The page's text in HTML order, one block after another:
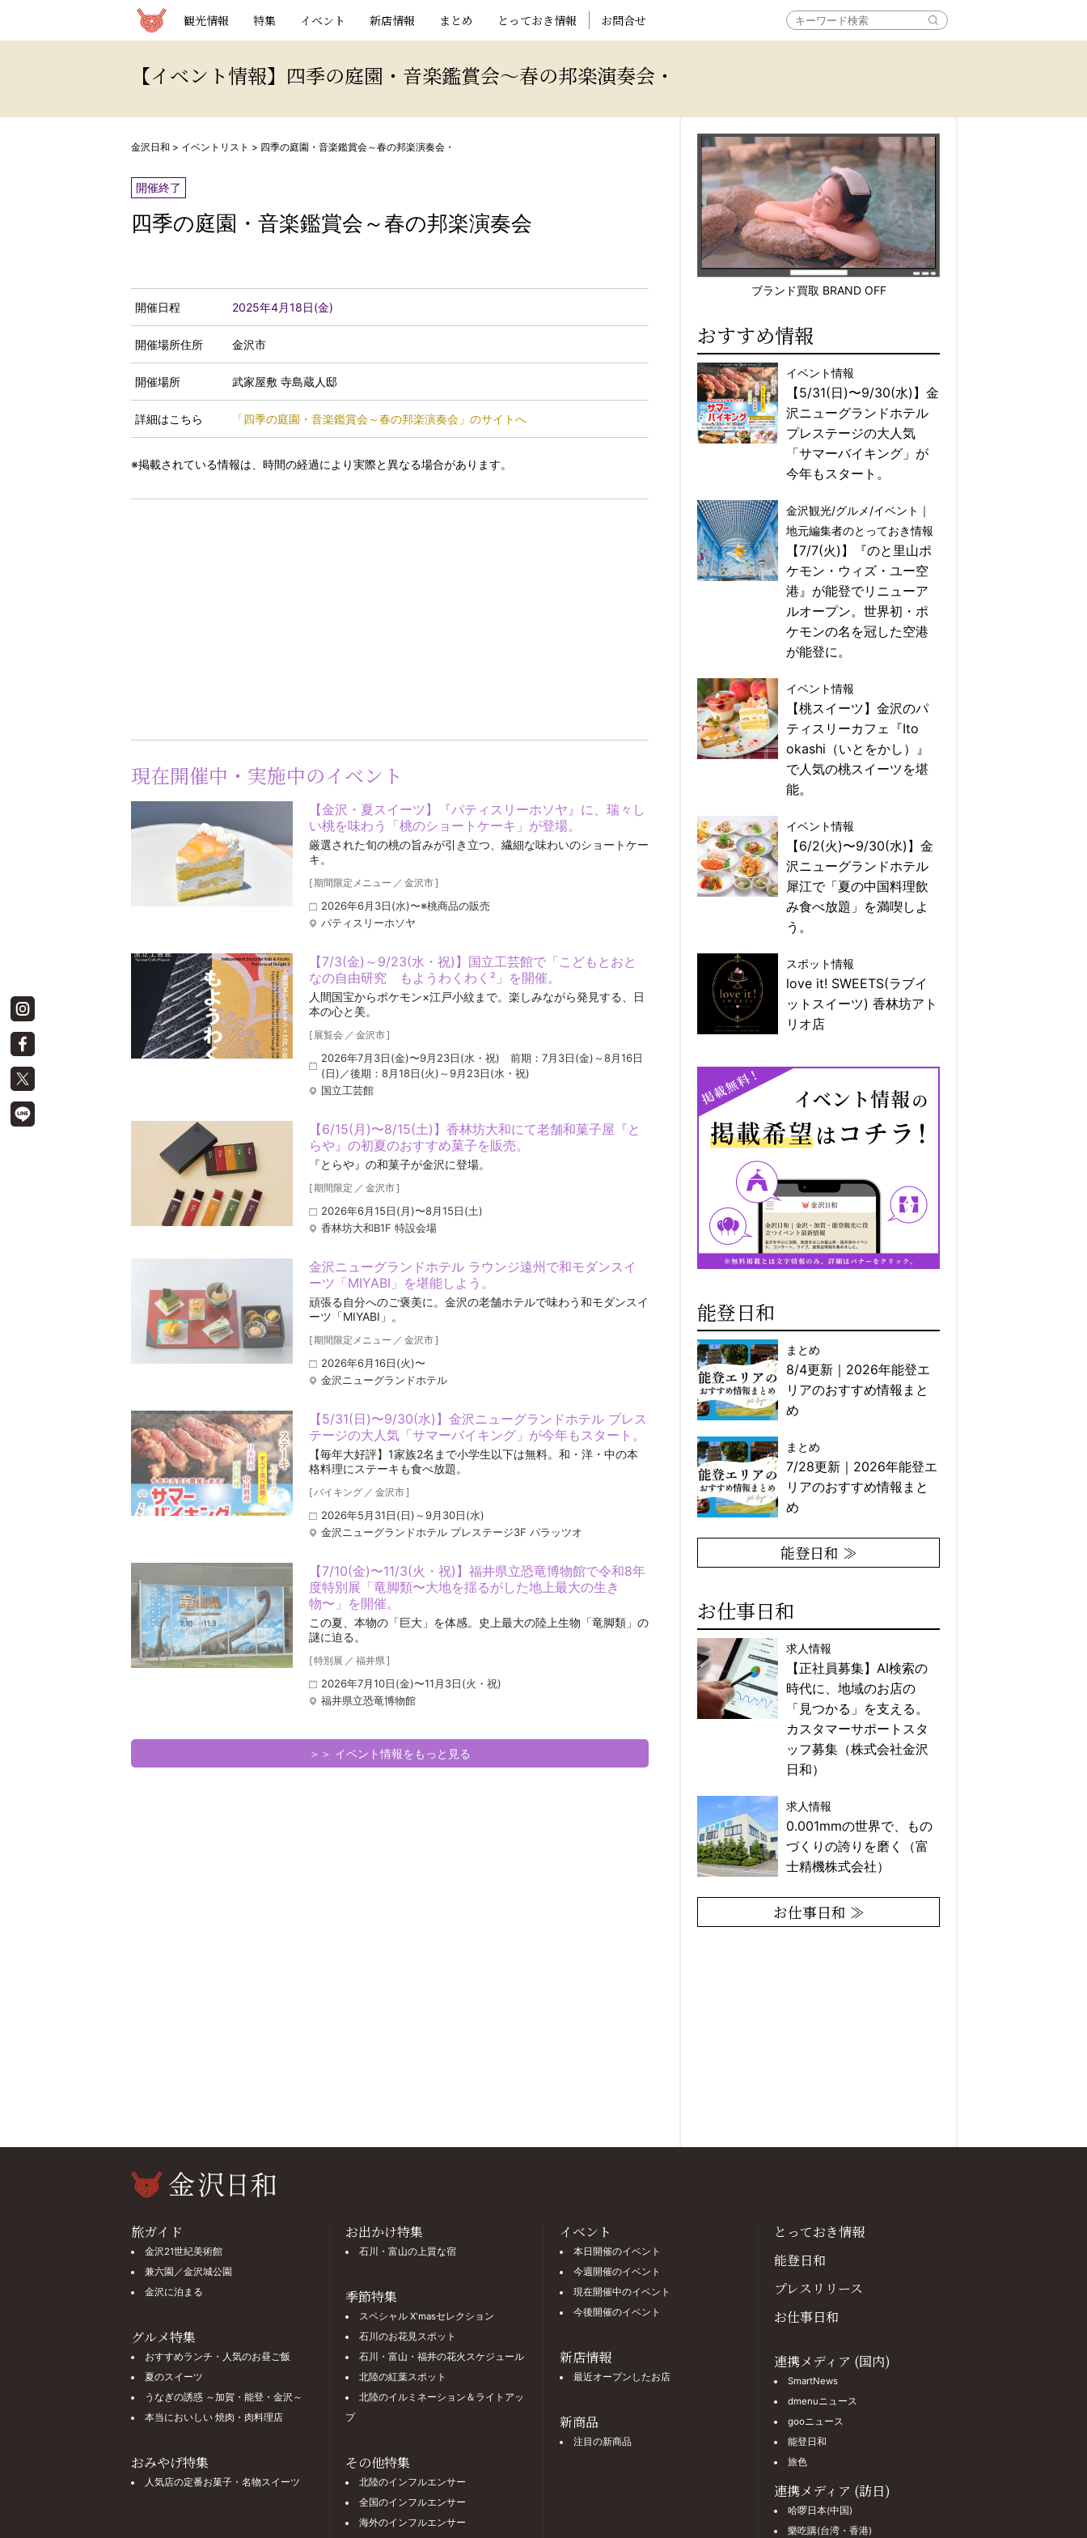
観光情報 特集 イベント 新店情報 まとめ とっておき情報 お問合せ
【イベント情報】四季の庭園・音楽鑑賞会～春の邦楽演奏会・
金沢日和 > イベントリスト > 四季の庭園・音楽鑑賞会～春の邦楽演奏会・
開催終了
四季の庭園・音楽鑑賞会～春の邦楽演奏会
開催日程 2025年4月18日(金)
開催場所住所 金沢市
開催場所 武家屋敷 寺島蔵人邸
詳細はこちら 「四季の庭園・音楽鑑賞会～春の邦楽演奏会」のサイトへ
※掲載されている情報は、時間の経過により実際と異なる場合があります。
現在開催中・実施中のイベント
【金沢・夏スイーツ】『パティスリーホソヤ』に、瑞々し
い桃を味わう「桃のショートケーキ」が登場。
厳選された旬の桃の旨みが引き立つ、繊細な味わいのショートケー
キ。
[期間限定メニュー ／ 金沢市]
2026年6月3日(水)〜※桃商品の販売
パティスリーホソヤ
【7/3(金)～9/23(水・祝)】国立工芸館で「こどもとおと
なの自由研究 もようわくわく²」を開催。
人間国宝からポケモン×江戸小紋まで。楽しみながら発見する、日
本の心と美。
[ 展覧会 ／ 金沢市]
2026年7月3日(金)〜9月23日(水・祝) 前期：7月3日(金)～8月16日
(日)／後期：8月18日(火)～9月23日(水・祝)
国立工芸館
【6/15(月)〜8/15(土)】香林坊大和にて老舗和菓子屋『と
らや』の初夏のおすすめ菓子を販売。
『とらや』の和菓子が金沢に登場。
[期間限定 ／ 金沢市]
2026年6月15日(月)〜8月15日(土)
香林坊大和B1F 特設会場
金沢ニューグランドホテル ラウンジ遠州で和モダンスイ
ーツ「MIYABI」を堪能しよう。
頑張る自分へのご褒美に。金沢の老舗ホテルで味わう和モダンスイ
ーツ「MIYABI」。
[期間限定メニュー ／ 金沢市]
2026年6月16日(火)〜
金沢ニューグランドホテル
【5/31(日)〜9/30(水)】金沢ニューグランドホテル プレス
テージの大人気「サマーバイキング」が今年もスタート。
【毎年大好評】1家族2名まで小学生以下は無料。和・洋・中の本
格料理にステーキも食べ放題。
[バイキング ／ 金沢市]
2026年5月31日(日)～9月30日(水)
金沢ニューグランドホテル プレステージ3F パラッツオ
【7/10(金)〜11/3(火・祝)】福井県立恐竜博物館で令和8年
度特別展「竜脚類〜大地を揺るがした地上最大の生き
物〜」を開催。
この夏、本物の「巨大」を体感。史上最大の陸上生物「竜脚類」の
謎に迫る。
[特別展 ／ 福井県]
2026年7月10日(金)〜11月3日(火・祝)
福井県立恐竜博物館
＞＞ イベント情報をもっと見る
ブランド買取 BRAND OFF
おすすめ情報
イベント情報
【5/31(日)〜9/30(水)】金
沢ニューグランドホテル
プレステージの大人気
「サマーバイキング」が
今年もスタート。
金沢観光/グルメ/イベント｜
地元編集者のとっておき情報
【7/7(火)】『のと里山ポ
ケモン・ウィズ・ユー空
港』が能登でリニューア
ルオープン。世界初・ポ
ケモンの名を冠した空港
が能登に。
イベント情報
【桃スイーツ】金沢のパ
ティスリーカフェ『Ito
okashi（いとをかし）』
で人気の桃スイーツを堪
能。
イベント情報
【6/2(火)〜9/30(水)】金
沢ニューグランドホテル
犀江で「夏の中国料理飲
み食べ放題」を満喫しよ
う。
スポット情報
love it! SWEETS(ラブイ
ットスイーツ) 香林坊アト
リオ店
能登日和
まとめ
8/4更新｜2026年能登エ
リアのおすすめ情報まと
め
まとめ
7/28更新｜2026年能登エ
リアのおすすめ情報まと
め
能登日和 ≫
お仕事日和
求人情報
【正社員募集】AI検索の
時代に、地域のお店の
「見つかる」を支える。
カスタマーサポートスタ
ッフ募集（株式会社金沢
日和）
求人情報
0.001mmの世界で、もの
づくりの誇りを磨く（富
士精機株式会社）
お仕事日和 ≫
旅ガイド
金沢21世紀美術館
兼六園／金沢城公園
金沢に泊まる
グルメ特集
おすすめランチ・人気のお昼ご飯
夏のスイーツ
うなぎの誘惑 ～加賀・能登・金沢～
本当においしい 焼肉・肉料理店
おみやげ特集
人気店の定番お菓子・名物スイーツ
お出かけ特集
石川・富山の上質な宿
季節特集
スペシャル X'masセレクション
石川のお花見スポット
石川・富山・福井の花火スケジュール
北陸の紅葉スポット
北陸のイルミネーション＆ライトアッ
プ
その他特集
北陸のインフルエンサー
全国のインフルエンサー
海外のインフルエンサー
イベント
本日開催のイベント
今週開催のイベント
現在開催中のイベント
今後開催のイベント
新店情報
最近オープンしたお店
新商品
注目の新商品
とっておき情報
能登日和
プレスリリース
お仕事日和
連携メディア (国内)
SmartNews
dmenuニュース
gooニュース
能登日和
旅色
連携メディア (訪日)
哈啰日本(中国)
樂吃購(台湾・香港)